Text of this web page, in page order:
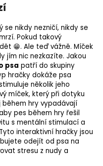
se nikdy nezničí, nikdy se
Pokud takový
😁. Ale teď vážně. Míček
jím nic nezkazíte. Jakou
psa patří do skupiny
hračky dokáže psa
několik jeho
míček, který při dotyku
během hry vypadávají
pes během hry řešil
s mentální stimulací a
interaktivní hračky jsou
odejít od psa na
stresu z nudy a